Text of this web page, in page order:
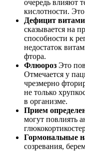
очередь влияют
кислотности.
Дефицит
сказывается на
способности к
недостаток
фтора.
Флюороз Это
Отмечается у
чрезмерно
не только
в организме.
Прием
могут повлиять
Гормональные
созревания,